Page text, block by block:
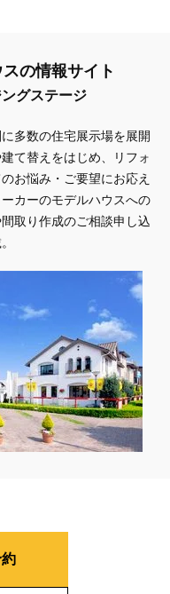
の情報サイト
グステージ
多数の住宅展示場を展開
て替えをはじめ、リフォ
お悩み・ご要望にお応え
カーのモデルハウスへの
取り作成のご相談申し込